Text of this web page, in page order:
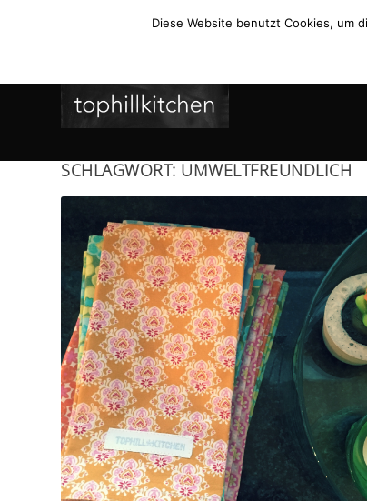
SCHLAGWORT: UMWELTFREUNDLICH
Diese Website benutzt Cookies, um